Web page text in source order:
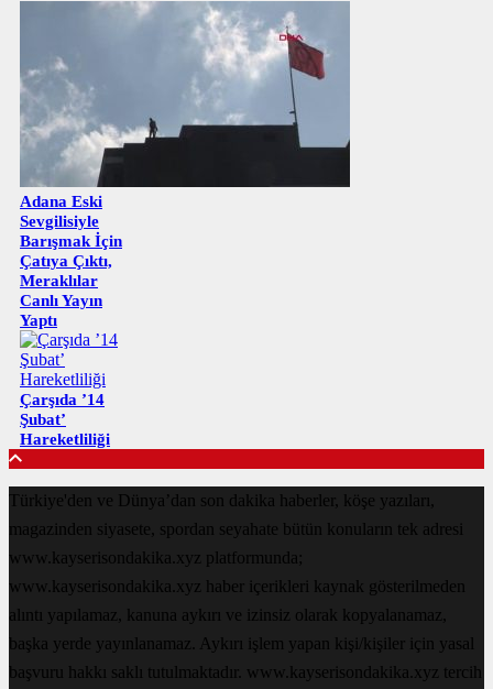
Adana Eski
Sevgilisiyle
Barışmak İçin
Çatıya Çıktı,
Meraklılar
Canlı Yayın
Yaptı
Çarşıda ’14
Şubat’
Hareketliliği
Türkiye'den ve Dünya’dan son dakika haberler, köşe yazıları,
magazinden siyasete, spordan seyahate bütün konuların tek adresi
www.kayserisondakika.xyz platformunda;
www.kayserisondakika.xyz haber içerikleri kaynak gösterilmeden
alıntı yapılamaz, kanuna aykırı ve izinsiz olarak kopyalanamaz,
başka yerde yayınlanamaz. Aykırı işlem yapan kişi/kişiler için yasal
başvuru hakkı saklı tutulmaktadır. www.kayserisondakika.xyz tercih